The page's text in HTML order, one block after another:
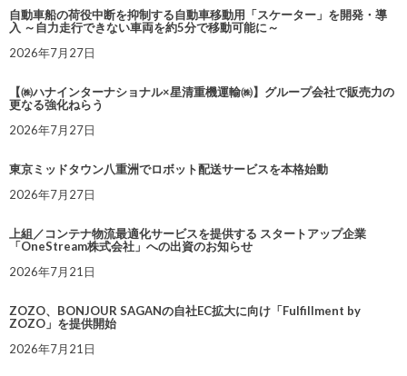
自動車船の荷役中断を抑制する自動車移動用「スケーター」を開発・導
入 ～自力走行できない車両を約5分で移動可能に～
2026年7月27日
【㈱ハナインターナショナル×星清重機運輸㈱】グループ会社で販売力の
更なる強化ねらう
2026年7月27日
東京ミッドタウン八重洲でロボット配送サービスを本格始動
2026年7月27日
上組／コンテナ物流最適化サービスを提供する スタートアップ企業
「OneStream株式会社」への出資のお知らせ
2026年7月21日
ZOZO、BONJOUR SAGANの自社EC拡大に向け「Fulfillment by
ZOZO」を提供開始
2026年7月21日